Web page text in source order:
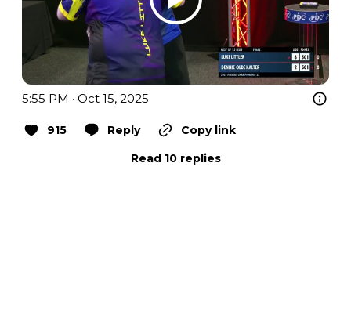
5:55 PM · Oct 15, 2025
915 Reply
Copy link
Read 10 replies